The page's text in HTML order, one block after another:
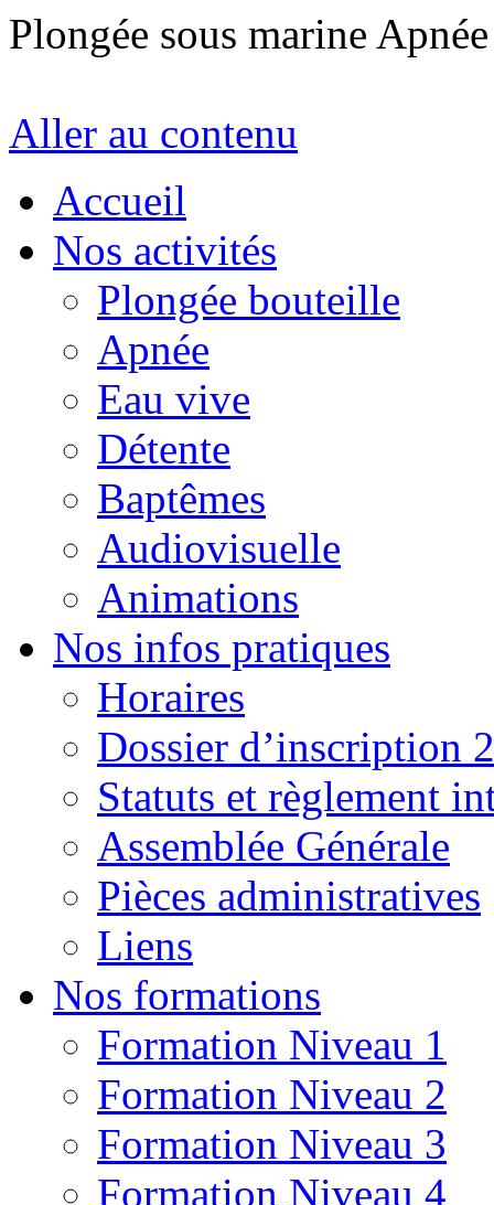
Plongée sous marine
Aller au contenu
Accueil
Nos activités
Plongée bouteille
Apnée
Eau vive
Détente
Baptêmes
Audiovisuelle
Animations
Nos infos pratiques
Horaires
Dossier d’inscription
Statuts et règlement
Assemblée Générale
Pièces administratives
Liens
Nos formations
Formation Niveau 1
Formation Niveau 2
Formation Niveau 3
Formation Niveau 4